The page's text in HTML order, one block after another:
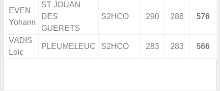
EVEN
Yohann
ST JOUAN
DES
GUERETS
S2HCO 290 286 576
VADIS
Loic
PLEUMELEUC S2HCO 283 283 566